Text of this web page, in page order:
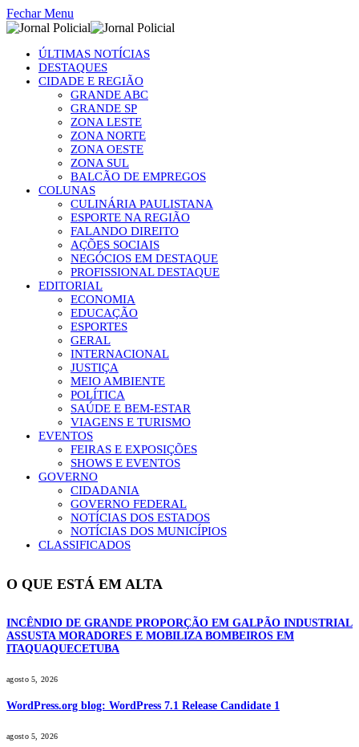
Fechar Menu
ÚLTIMAS NOTÍCIAS
DESTAQUES
CIDADE E REGIÃO
GRANDE ABC
GRANDE SP
ZONA LESTE
ZONA NORTE
ZONA OESTE
ZONA SUL
BALCÃO DE EMPREGOS
COLUNAS
CULINÁRIA PAULISTANA
ESPORTE NA REGIÃO
FALANDO DIREITO
AÇÕES SOCIAIS
NEGÓCIOS EM DESTAQUE
PROFISSIONAL DESTAQUE
EDITORIAL
ECONOMIA
EDUCAÇÃO
ESPORTES
GERAL
INTERNACIONAL
JUSTIÇA
MEIO AMBIENTE
POLÍTICA
SAÚDE E BEM-ESTAR
VIAGENS E TURISMO
EVENTOS
FEIRAS E EXPOSIÇÕES
SHOWS E EVENTOS
GOVERNO
CIDADANIA
GOVERNO FEDERAL
NOTÍCIAS DOS ESTADOS
NOTÍCIAS DOS MUNICÍPIOS
CLASSIFICADOS
O QUE ESTÁ EM ALTA
INCÊNDIO DE GRANDE PROPORÇÃO EM GALPÃO INDUSTRIAL
ASSUSTA MORADORES E MOBILIZA BOMBEIROS EM
ITAQUAQUECETUBA
agosto 5, 2026
WordPress.org blog: WordPress 7.1 Release Candidate 1
agosto 5, 2026